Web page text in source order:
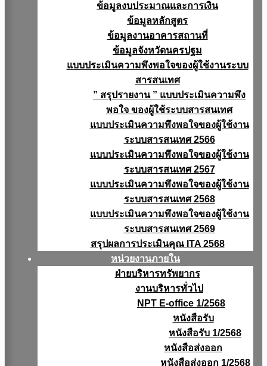
ข้อมูลงบประมาณเเละการเงิน
ข้อมูลหลักสูตร
ข้อมูลงานอาคารสถานที่
ข้อมูลจังหวัดนครปฐม
แบบประเมินความพึงพอใจของผู้ใช้งานระบบ
สารสนเทศ
” สรุปรายงาน ” แบบประเมินความพึง
พอใจ ของผู้ใช้ระบบสารสนเทศ
แบบประเมินความพึงพอใจของผู้ใช้งาน
ระบบสารสนเทศ 2566
แบบประเมินความพึงพอใจของผู้ใช้งาน
ระบบสารสนเทศ 2567
แบบประเมินความพึงพอใจของผู้ใช้งาน
ระบบสารสนเทศ 2568
แบบประเมินความพึงพอใจของผู้ใช้งาน
ระบบสารสนเทศ 2569
สรุปผลการประเมินคุณ ITA 2568
หน่วยงานภายใน
ฝ่ายบริหารทรัพยากร
งานบริหารทั่วไป
NPT E-office 1/2568
หนังสือรับ
หนังสือรับ 1/2568
หนังสือส่งออก
หนังสือส่งออก 1/2568